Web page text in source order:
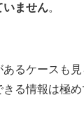
いません。
るケースも
る情報は極